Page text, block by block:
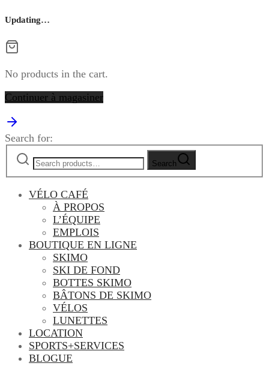
Updating…
No products in the cart.
Continuer à magasiner
Search for:
Search
VÉLO CAFÉ
À PROPOS
L’ÉQUIPE
EMPLOIS
BOUTIQUE EN LIGNE
SKIMO
SKI DE FOND
BOTTES SKIMO
BÂTONS DE SKIMO
VÉLOS
LUNETTES
LOCATION
SPORTS+SERVICES
BLOGUE